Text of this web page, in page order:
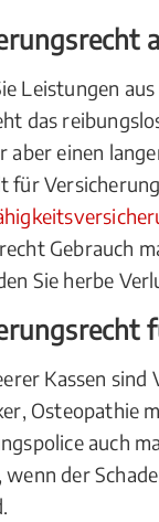
Leistungen
das
aber einen
für
Gebrauch
Sie herbe
Kassen
Osteopathie
auch
wenn der